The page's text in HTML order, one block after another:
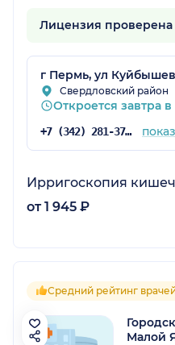
Лицензия проверена
г Пермь, ул
Свердловский район
Откроется завтра в
+7 (342) 281-37-73
Ирригоскопия
от 1 945 ₽
Средний рейтинг
Малой